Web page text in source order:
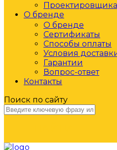
О бренде
О бренде
Сертификаты
Способы оплаты
Условия
Гарантии
Вопрос-ответ
Контакты
Поиск по сайту